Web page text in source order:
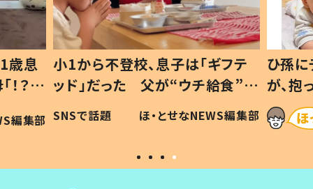
歳息
？」
編集部
小1から不登校、息子は「ギフテ
ッド」だった 父が“ウチ給食”を
作り続ける理由とは #令和の親
#令和の子
SNSで話題 ほ・とせなNEWS編集部
ひ孫
が、
「涙が
い」